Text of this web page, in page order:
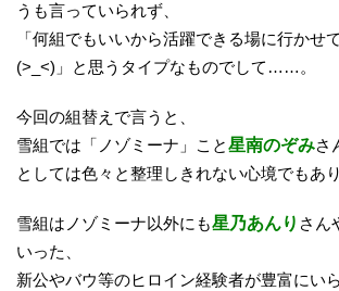
うも言っていられず、
「何組でもいいから活躍できる場に行かせ
(>_<)」と思うタイプなものでして……。
今回の組替えで言うと、
雪組では「ノゾミーナ」こと星南のぞみさ
としては色々と整理しきれない心境でもあ
雪組はノゾミーナ以外にも星乃あんり さん
いった、
新公やバウ等のヒロイン経験者が豊富にい